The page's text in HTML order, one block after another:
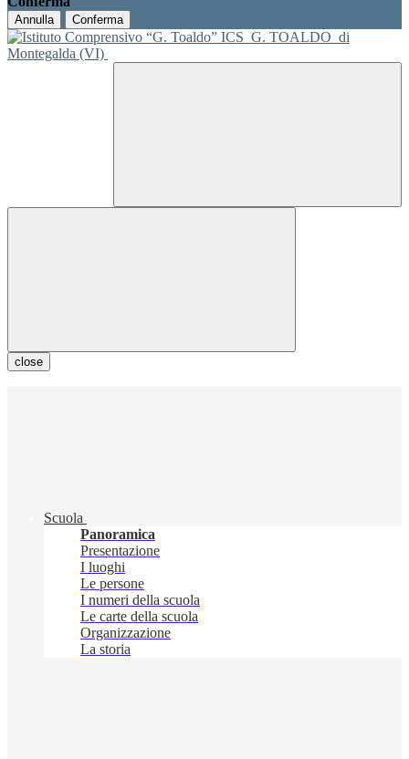
Annulla Conferma
ICS G. TOALDO di
Montegalda (VI)
close
Scuola
Panoramica
Presentazione
I luoghi
Le persone
I numeri della scuola
Le carte della scuola
Organizzazione
La storia